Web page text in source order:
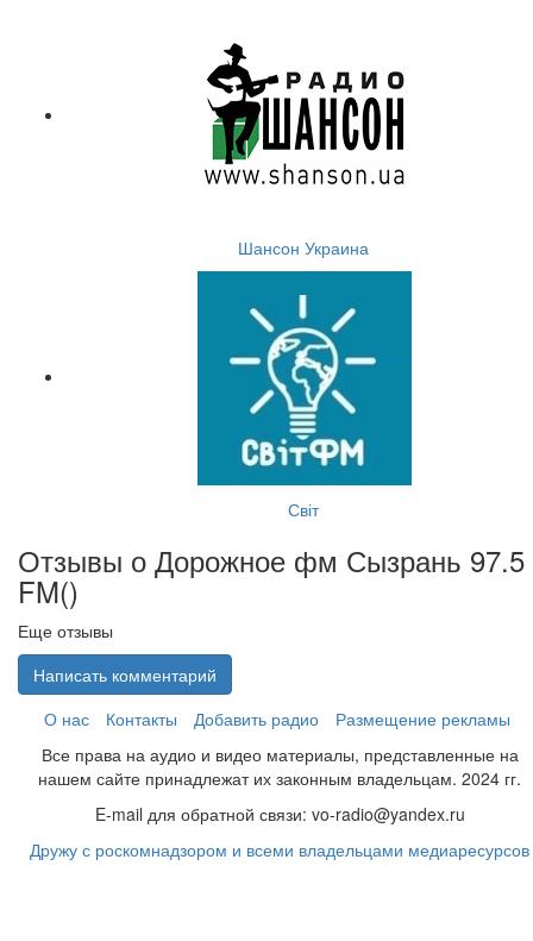
Шансон Украина
Світ
Отзывы о Дорожное фм Сызрань 97.5
FM()
Еще отзывы
Написать комментарий
О нас
Контакты Добавить радио
Размещение рекламы
Все права на аудио и видео материалы, представленные на
нашем сайте принадлежат их законным владельцам. 2024 гг.
E-mail для обратной связи: vo-radio@yandex.ru
Дружу с роскомнадзором и всеми владельцами медиаресурсов